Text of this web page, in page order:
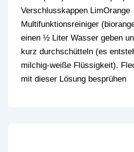
Verschlusskappen LimOrange
Multifunktionsreiniger
einen ½ Liter Wasser geben
kurz durchschütteln (es
milchig-weiße Flüssigkeit).
mit dieser Lösung besprühen